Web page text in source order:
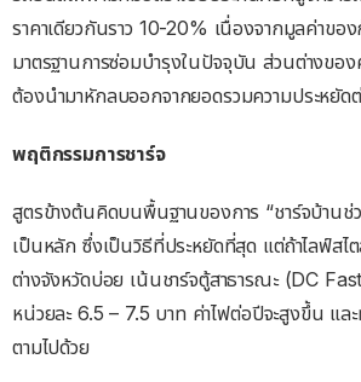
ราคาเดียวกันราว 10-20% เนื่องจากมูลค่าขอ
มาตรฐานการซ่อมบำรุงในปัจจุบัน ส่วนต่างของ
ต้องนำมาหักลบออกจากยอดรวมความประหยัด
พฤติกรรมการชาร์จ
สูตรข้างต้นคิดบนพื้นฐานของการ “ชาร์จบ้าน
เป็นหลัก ซึ่งเป็นวิธีที่ประหยัดที่สุด แต่ถ้าไลฟ์ส
ต่างจังหวัดบ่อย เน้นชาร์จตู้สาธารณะ (DC
หน่วยละ 6.5 – 7.5 บาท ค่าไฟต่อปีจะสูงขึ้น แ
ตามไปด้วย